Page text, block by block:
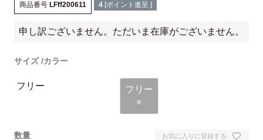
商品番号 LFff200611 4 [ポイント進呈 ]
申し訳ございません。ただいま在庫がございません。
サイズ カラー
フリー
フリー
×
お気に入りに登録する